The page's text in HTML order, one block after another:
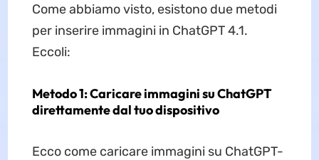
Come abbiamo visto, esistono due metodi
per inserire immagini in ChatGPT 4.1.
Eccoli:
Metodo 1: Caricare immagini su ChatGPT
direttamente dal tuo dispositivo
Ecco come caricare immagini su ChatGPT-